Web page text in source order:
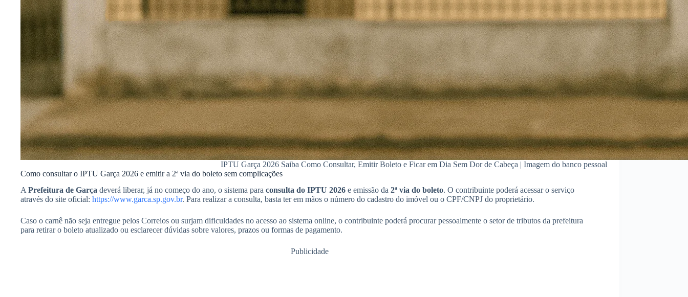
IPTU Garça 2026 Saiba Como Consultar, Emitir Boleto e Ficar em Dia Sem Dor de Cabeça | Imagem do banco pessoal
Como consultar o IPTU Garça 2026 e emitir a 2ª via do boleto sem complicações
A Prefeitura de Garça deverá liberar, já no começo do ano, o sistema para consulta do IPTU 2026 e emissão da 2ª via do boleto. O contribuinte poderá acessar o serviço
através do site oficial: https://www.garca.sp.gov.br. Para realizar a consulta, basta ter em mãos o número do cadastro do imóvel ou o CPF/CNPJ do proprietário.
Caso o carnê não seja entregue pelos Correios ou surjam dificuldades no acesso ao sistema online, o contribuinte poderá procurar pessoalmente o setor de tributos da prefeitura
para retirar o boleto atualizado ou esclarecer dúvidas sobre valores, prazos ou formas de pagamento.
Publicidade